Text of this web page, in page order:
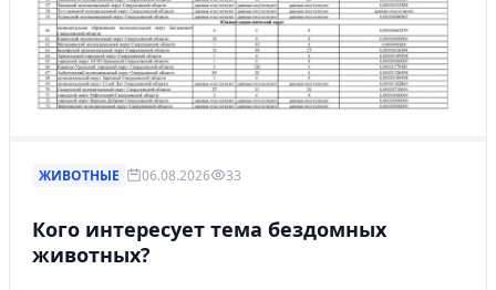
ЖИВОТНЫЕ 06.08.2026 33
Кого интересует тема бездомных
животных?